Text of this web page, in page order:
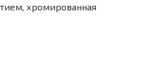
хромированная